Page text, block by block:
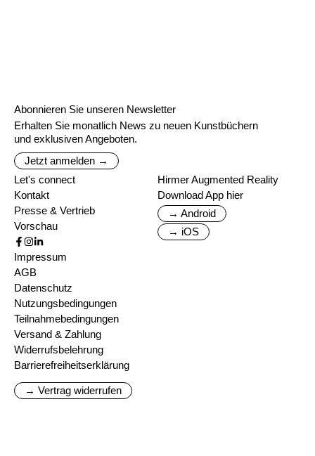
Abonnieren Sie unseren Newsletter
Erhalten Sie monatlich News zu neuen Kunstbüchern
und exklusiven Angeboten.
Jetzt anmelden →
Let's connect
Kontakt
Presse & Vertrieb
Vorschau
Hirmer Augmented Reality
Download App hier
→ Android
→ iOS
Impressum
AGB
Datenschutz
Nutzungsbedingungen
Teilnahmebedingungen
Versand & Zahlung
Widerrufsbelehrung
Barrierefreiheitserklärung
→ Vertrag widerrufen